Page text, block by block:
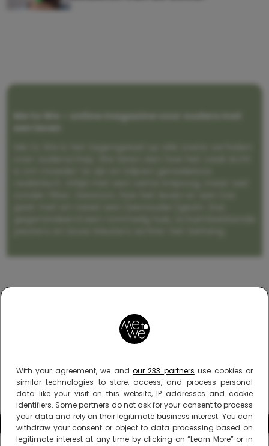
With your agreement, we and our 233 partners use cookies or
similar technologies to store, access, and process personal
data like your visit on this website, IP addresses and cookie
identifiers. Some partners do not ask for your consent to process
your data and rely on their legitimate business interest. You can
withdraw your consent or object to data processing based on
legitimate interest at any time by clicking on “Learn More” or in
Me to We – online magazine voor ouders met